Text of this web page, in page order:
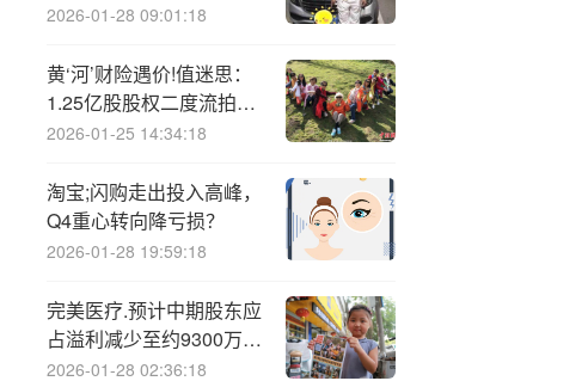
2026-01-28 09:01:18
黄‘河’财险遇价!值迷思：
1.25亿股股权二度流拍，
评估价打7折仍难觅买家
2026-01-25 14:34:18
淘宝;闪购走出投入高峰，
Q4重心转向降亏损？
2026-01-28 19:59:18
完美医疗.预计中期股东应
占溢利减少至约9300万至
9800万港元
2026-01-28 02:36:18